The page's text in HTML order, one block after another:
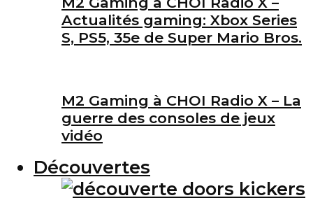
Actualités gaming: Xbox Series
S, PS5, 35e de Super Mario Bros.
M2 Gaming à CHOI Radio X – La
guerre des consoles de jeux
vidéo
Découvertes